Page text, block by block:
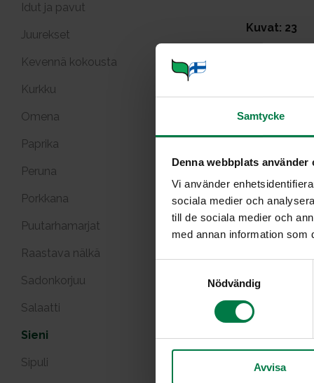
Samtycke
Denna webbplats använder
Vi använder
sociala medier och
till de sociala medier och
med annan information som
Nödvändig
Avvisa
Idut ja pavut
Juurekset
Kevennä kokousta
Kurkku
Omena
Paprika
Peruna
Porkkana
Puutarhamarjat
Raastava nälkä
Sadonkorjuu
Salaatti
Sieni
Sipuli
Kuvat: 23